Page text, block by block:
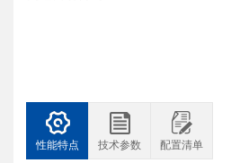
性能特点 技术参数 配置清单